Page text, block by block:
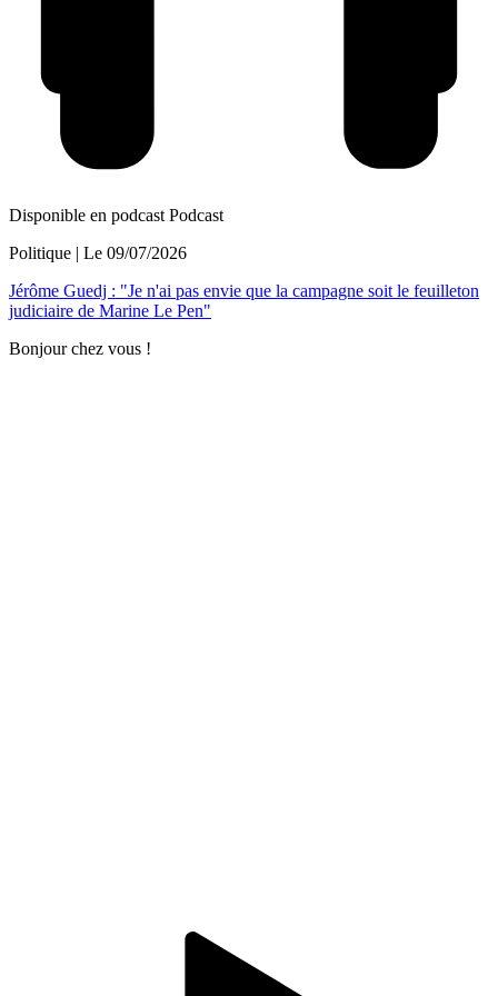
Disponible en podcast Podcast
Politique | Le 09/07/2026
Jérôme Guedj : "Je n'ai pas envie que la campagne soit le feuilleton
judiciaire de Marine Le Pen"
Bonjour chez vous !